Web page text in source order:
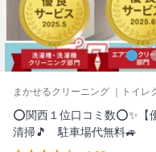
まかせるクリーニング ｜トイレ
⭕関西１位口コミ数⭕✨【
清掃🎵 駐車場代無料🚙